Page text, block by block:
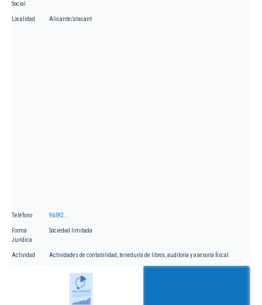
Social
Localidad Alicante/alacant
Teléfono 96592...
Forma
Jurídica
Sociedad limitada
Actividad Actividades de contabilidad, teneduría de libros, auditoría y asesoría fiscal